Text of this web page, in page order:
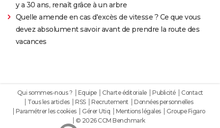
y a 30 ans, renaît grâce à un arbre
Quelle amende en cas d'excès de vitesse ? Ce que vous
devez absolument savoir avant de prendre la route des
vacances
Qui sommes-nous ? Equipe Charte éditoriale Publicité
Contact
Tous les articles
RSS Recrutement
Données personnelles
Paramétrer les cookies
Gérer Utiq Mentions légales
Groupe Figaro
© 2026 CCM Benchmark